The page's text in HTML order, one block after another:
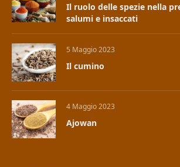
Il ruolo delle spezie nella
salumi e insaccati
5 Maggio 2023
Il cumino
4 Maggio 2023
Ajowan